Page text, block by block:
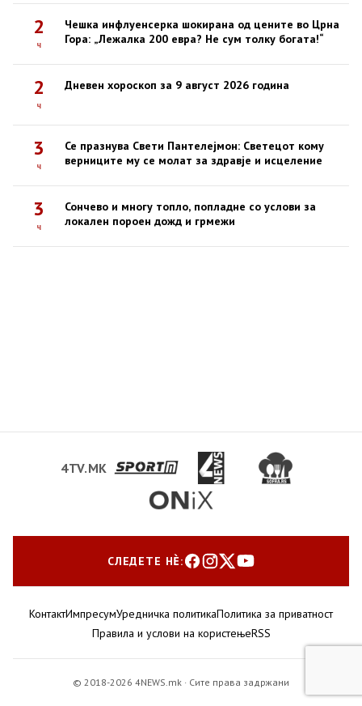
2
ч
Чешка инфлуенсерка шокирана од цените во Црна
Гора: „Лежалка 200 евра? Не сум толку богата!“
2
ч
Дневен хороскоп за 9 август 2026 година
3
ч
Се празнува Свети Пантелејмон: Светецот кому
верниците му се молат за здравје и исцеление
3
ч
Сончево и многу топло, попладне со услови за
локален пороен дожд и грмежи
4TV.MK
СЛЕДЕТЕ НЀ:
КонтактИмпресумУредничка политикаПолитика за приватност
Правила и услови на користењеRSS
© 2018-2026 4NEWS.mk · Сите права задржани